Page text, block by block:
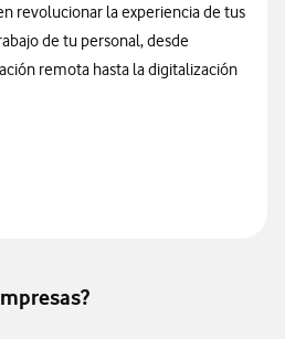
revolucionar la experiencia de tus
de tu personal, desde
remota hasta la digitalización